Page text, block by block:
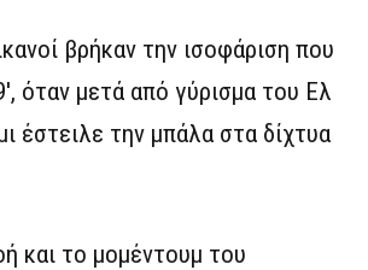
βρήκαν την ισοφάριση που
όταν μετά από γύρισμα του Ελ
έστειλε την μπάλα στα δίχτυα
και το μομέντουμ του